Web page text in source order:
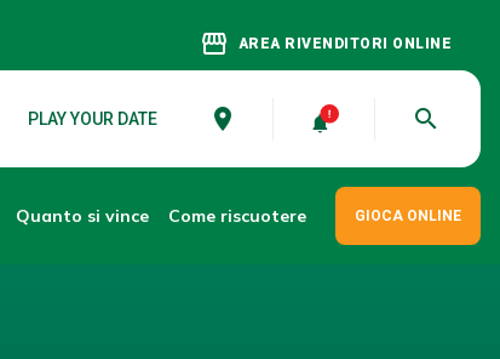
storefront AREA RIVENDITORI ONLINE
PLAY YOUR DATE place search
Quanto si vince Come riscuotere GIOCA ONLINE